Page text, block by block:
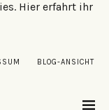
Hier erfahrt ihr
BLOG-ANSICHT